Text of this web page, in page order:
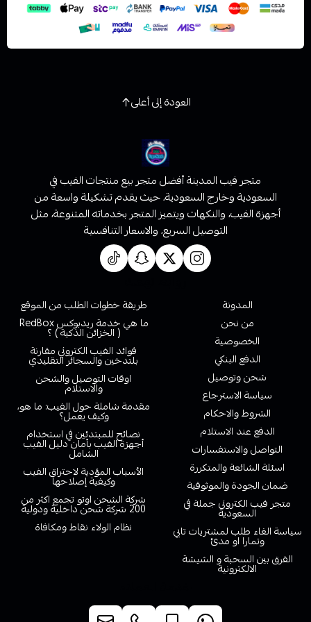
العودة إلى أعلى
متجر فيب المدينة أفضل متجر بيع منتجات الفيب في
السعودية وخارج السعودية، حيث يقدم تشكيلة واسعة من
أجهزة الفيب، والنكهات ويتميز المتجر بخدماته المتنوعة، مثل
التوصيل السريع، والاسعار التنافسية
المدونة
من نحن
الخصوصية
الدفع البنكي
شحن وتوصيل
سياسة الاسترجاع
الشروط والاحكام
الدفع عند الاستلام
التواصل والاستفسارات
اسئلة الشائعة والمتكررة
ضمان الجودة والموثوقية
متجر فيب الكتروني جملة في
السعودية
سياسة الغاء طلب لمشتريات تابي
وتمارا او مدئ
الفرق بين السحبة و الشيشة
الالكترونية
طريقة خطوات الطلب من الموقع
ما هي خدمة ريدبوكس RedBox
( الخزائن الذكية ) ؟
فوائد الفيب الكتروني مقارنة
بلتدخين والسجائر التقليدي
اوقات التوصيل والشحن
والاستلام
مقدمة شاملة حول الفيب: ما هو،
وكيف يعمل؟
نصائح للمبتدئين في استخدام
أجهزة الفيب بأمان دليل الفيب
الشامل
الأسباب المؤدية لاحتراق الفيب
وكيفية إصلاحها
شركة الشحن اوتو تجمع اكثر من
200 شركة شحن داخلية ودولية
نظام الولاء نقاط ومكافاة